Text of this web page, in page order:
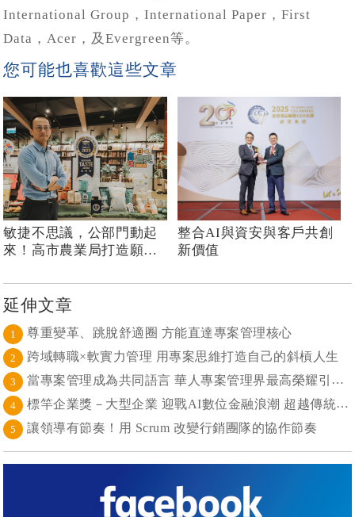
International Group，International Paper，First
Data，Acer，及Evergreen等。
您可能也喜歡這些文章
敏捷不思議，公部門動起
來！高市農業局打造願景
整合AI與資安與客戶共創
新價值
延伸文章
1 尊重變革、跳脫舒適圈 方能直達專案管理核心
2 跨域轉職×軟實力管理 用專案思維打造自己的斜槓人生
3 當專案管理成為共同語言 華人專案管理界最高榮耀引領的變革時代
4 標竿企業獎－大型企業 迎戰AI數位金融浪潮 超越傳統的組織再定義
5 讓領導有節奏！用 Scrum 改變行銷團隊的協作節奏